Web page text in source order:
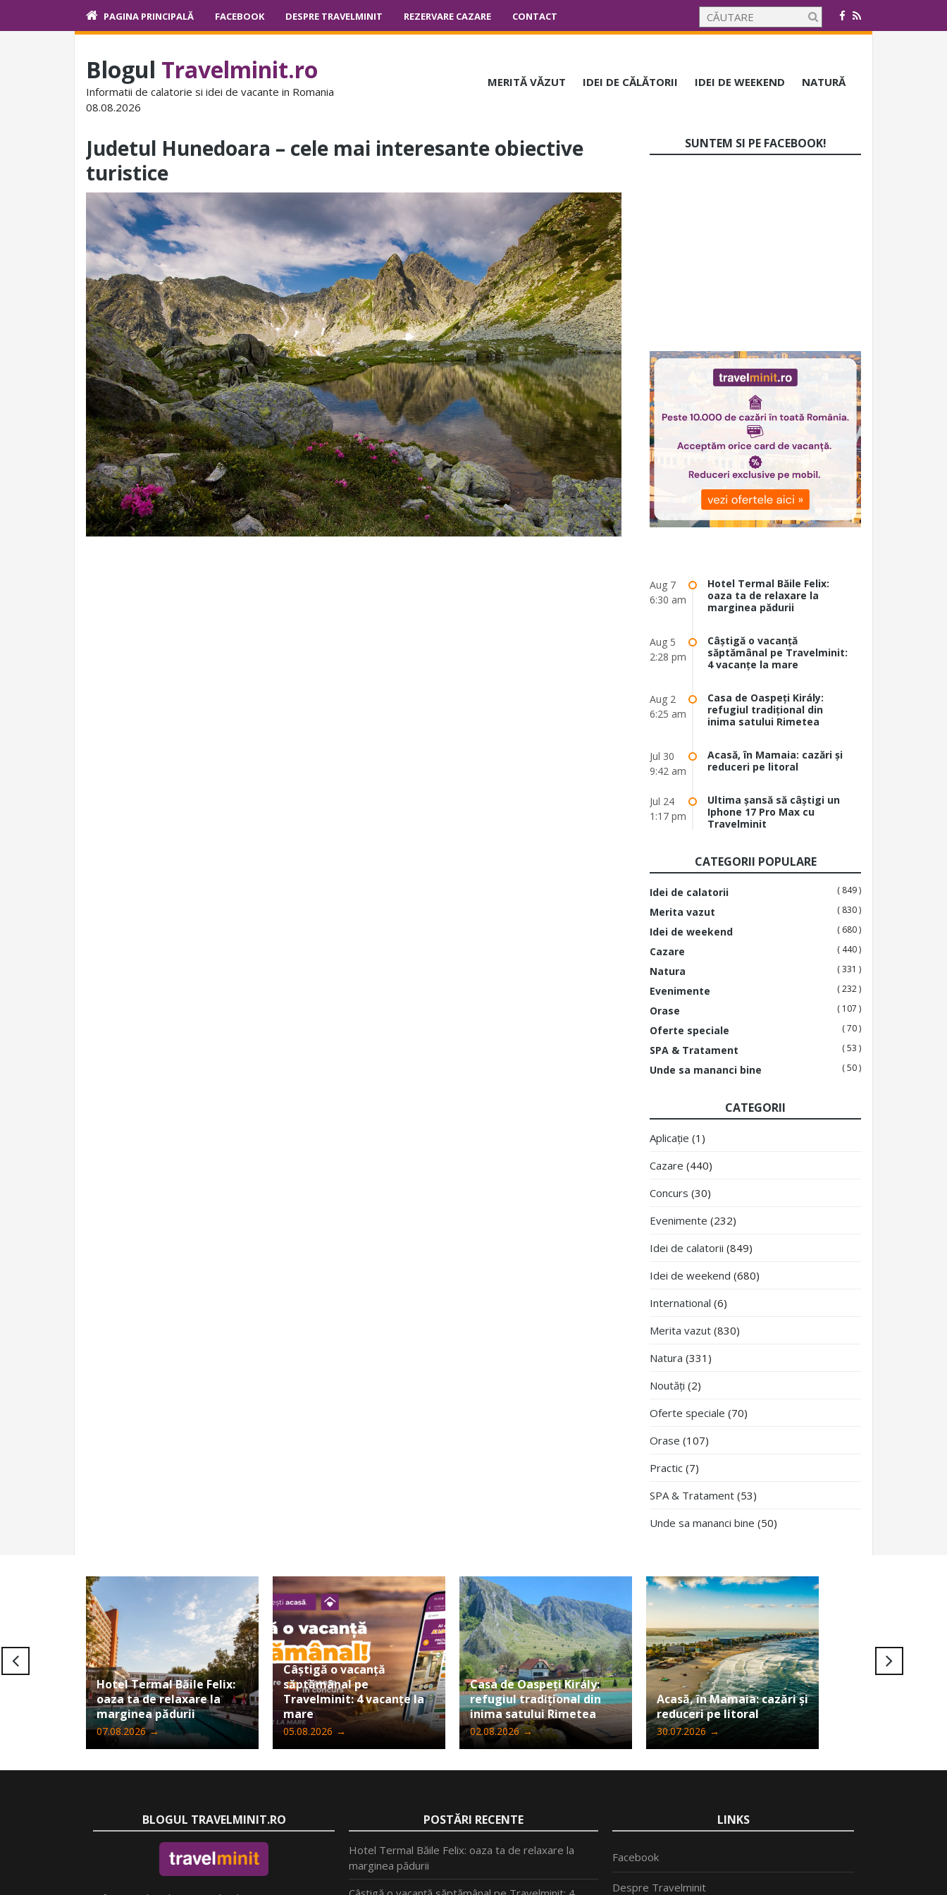
PAGINA PRINCIPALĂ FACEBOOK DESPRE TRAVELMINIT REZERVARE CAZARE CONTACT
Blogul Travelminit.ro
Informatii de calatorie si idei de vacante in Romania
08.08.2026
MERITĂ VĂZUT IDEI DE CĂLĂTORII IDEI DE WEEKEND NATURĂ
Judetul Hunedoara – cele mai interesante obiective
turistice
SUNTEM SI PE FACEBOOK!
Aug 7
6:30 am
Hotel Termal Băile Felix:
oaza ta de relaxare la
marginea pădurii
Aug 5
2:28 pm
Câștigă o vacanță
săptămânal pe Travelminit:
4 vacanțe la mare
Aug 2
6:25 am
Casa de Oaspeți Király:
refugiul tradițional din
inima satului Rimetea
Jul 30
9:42 am
Acasă, în Mamaia: cazări și
reduceri pe litoral
Jul 24
1:17 pm
Ultima șansă să câștigi un
Iphone 17 Pro Max cu
Travelminit
CATEGORII POPULARE
Idei de calatorii ( 849 )
Merita vazut ( 830 )
Idei de weekend ( 680 )
Cazare ( 440 )
Natura ( 331 )
Evenimente ( 232 )
Orase ( 107 )
Oferte speciale ( 70 )
SPA & Tratament ( 53 )
Unde sa mananci bine ( 50 )
CATEGORII
Aplicație (1)
Cazare (440)
Concurs (30)
Evenimente (232)
Idei de calatorii (849)
Idei de weekend (680)
International (6)
Merita vazut (830)
Natura (331)
Noutăți (2)
Oferte speciale (70)
Orase (107)
Practic (7)
SPA & Tratament (53)
Unde sa mananci bine (50)
Hotel Termal Băile Felix:
oaza ta de relaxare la
marginea pădurii
07.08.2026 →
Câștigă o vacanță
săptămânal pe
Travelminit: 4 vacanțe la
mare
05.08.2026 →
Casa de Oaspeți Király:
refugiul tradițional din
inima satului Rimetea
02.08.2026 →
Acasă, în Mamaia: cazări și
reduceri pe litoral
30.07.2026 →
BLOGUL TRAVELMINIT.RO POSTĂRI RECENTE
Hotel Termal Băile Felix: oaza ta de relaxare la
marginea pădurii
LINKS
Facebook
Despre Travelminit